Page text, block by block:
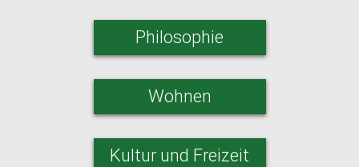
Philosophie
Wohnen
Kultur und Freizeit